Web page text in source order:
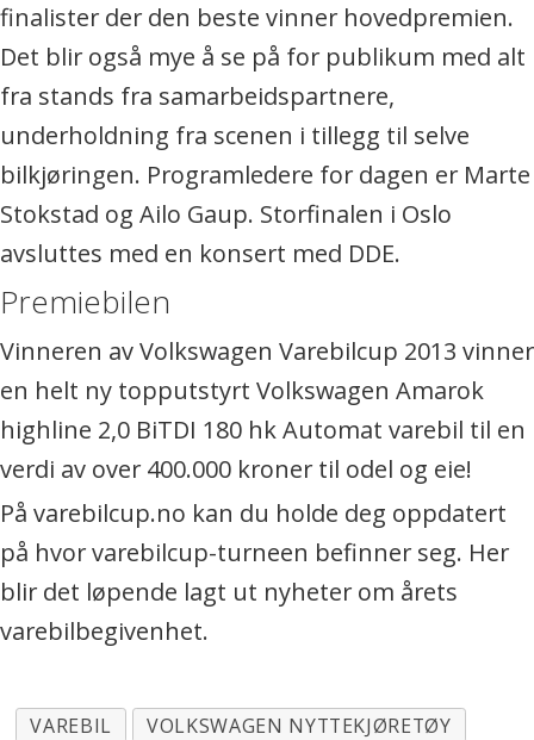
finalister der den beste vinner hovedpremien.
Det blir også mye å se på for publikum med alt
fra stands fra samarbeidspartnere,
underholdning fra scenen i tillegg til selve
bilkjøringen. Programledere for dagen er Marte
Stokstad og Ailo Gaup. Storfinalen i Oslo
avsluttes med en konsert med DDE.
Premiebilen
Vinneren av Volkswagen Varebilcup 2013 vinner
en helt ny topputstyrt Volkswagen Amarok
highline 2,0 BiTDI 180 hk Automat varebil til en
verdi av over 400.000 kroner til odel og eie!
På varebilcup.no kan du holde deg oppdatert
på hvor varebilcup-turneen befinner seg. Her
blir det løpende lagt ut nyheter om årets
varebilbegivenhet.
VAREBIL
VOLKSWAGEN NYTTEKJØRETØY